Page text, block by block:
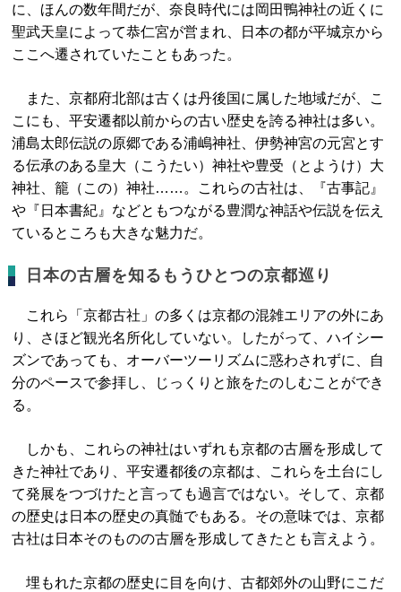
に、ほんの数年間だが、奈良時代には岡田鴨神社の近くに
聖武天皇によって恭仁宮が営まれ、日本の都が平城京から
ここへ遷されていたこともあった。
また、京都府北部は古くは丹後国に属した地域だが、こ
こにも、平安遷都以前からの古い歴史を誇る神社は多い。
浦島太郎伝説の原郷である浦嶋神社、伊勢神宮の元宮とす
る伝承のある皇大（こうたい）神社や豊受（とようけ）大
神社、籠（この）神社……。これらの古社は、『古事記』
や『日本書紀』などともつながる豊潤な神話や伝説を伝え
ているところも大きな魅力だ。
日本の古層を知るもうひとつの京都巡り
これら「京都古社」の多くは京都の混雑エリアの外にあ
り、さほど観光名所化していない。したがって、ハイシー
ズンであっても、オーバーツーリズムに惑わされずに、自
分のペースで参拝し、じっくりと旅をたのしむことができ
る。
しかも、これらの神社はいずれも京都の古層を形成して
きた神社であり、平安遷都後の京都は、これらを土台にし
て発展をつづけたと言っても過言ではない。そして、京都
の歴史は日本の歴史の真髄でもある。その意味では、京都
古社は日本そのものの古層を形成してきたとも言えよう。
埋もれた京都の歴史に目を向け、古都郊外の山野にこだ